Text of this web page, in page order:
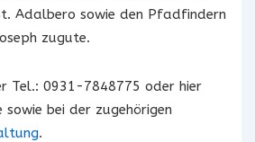
Adalbero sowie den Pfadfindern
zugute.
Tel.: 0931-7848775 oder hier
bei der zugehörigen
.